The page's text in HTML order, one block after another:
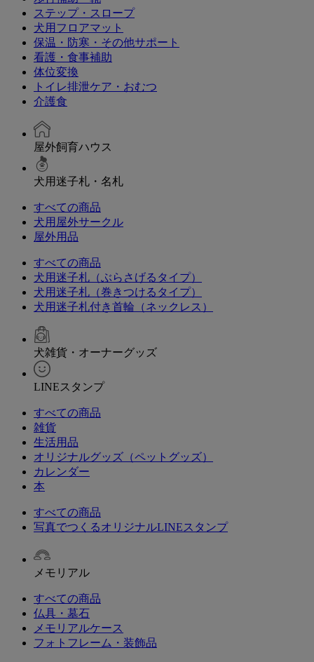
ステップ・スロープ
犬用フロアマット
保温・防寒・その他サポート
看護・食事補助
体位変換
トイレ排泄ケア・おむつ
介護食
屋外飼育ハウス
犬用迷子札・名札
すべての商品
犬用屋外サークル
屋外用品
すべての商品
犬用迷子札（ぶらさげるタイプ）
犬用迷子札（巻きつけるタイプ）
犬用迷子札付き首輪（ネックレス）
犬雑貨・オーナーグッズ
LINEスタンプ
すべての商品
雑貨
生活用品
オリジナルグッズ（ペットグッズ）
カレンダー
本
すべての商品
写真でつくるオリジナルLINEスタンプ
メモリアル
すべての商品
仏具・墓石
メモリアルケース
フォトフレーム・装飾品